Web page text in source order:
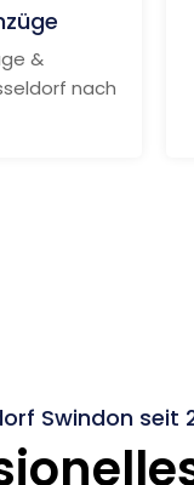
&
nach
Swindon seit